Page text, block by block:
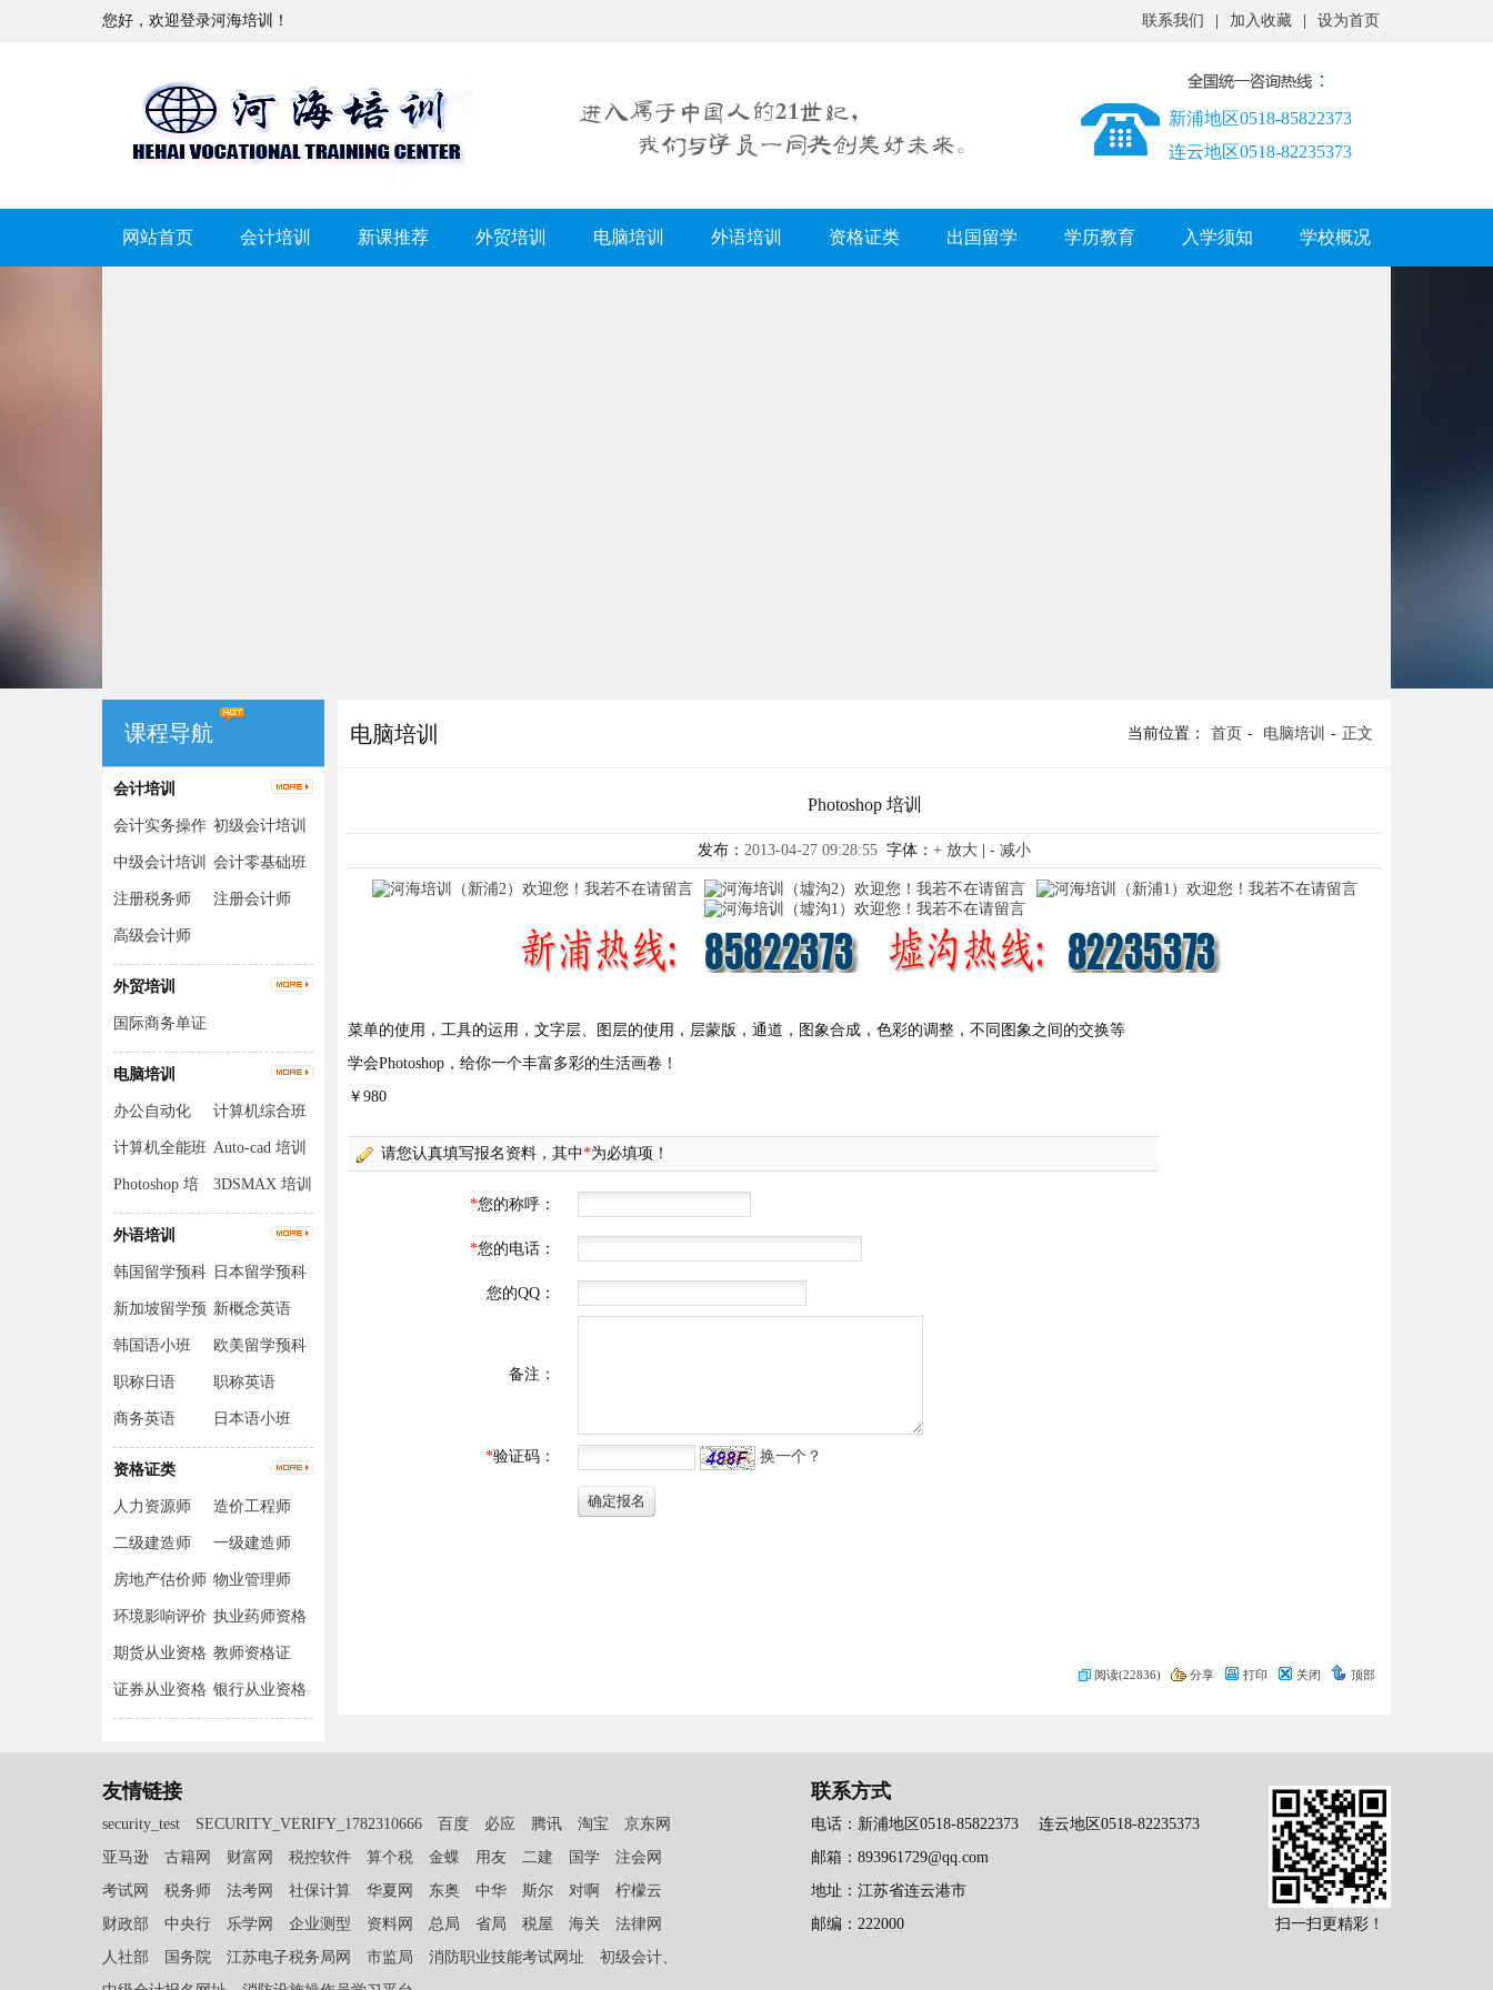
您好，欢迎登录河海培训！ 联系我们 加入收藏 设为首页
新浦地区0518-85822373
连云地区0518-82235373
网站首页 会计培训 新课推荐 外贸培训 电脑培训 外语培训 资格证类 出国留学 学历教育 入学须知 学校概况
课程导航
会计培训
会计实务操作
（出纳+手工
账+电脑账）
初级会计培训
中级会计培训 会计零基础班
注册税务师 注册会计师
高级会计师
外贸培训
国际商务单证
员
电脑培训
办公自动化 计算机综合班
计算机全能班 Auto-cad 培训
Photoshop 培
训
3DSMAX 培训
外语培训
韩国留学预科
班
日本留学预科
班
新加坡留学预
科班
新概念英语
韩国语小班
欧美留学预科
班
职称日语 职称英语
商务英语 日本语小班
资格证类
人力资源师 造价工程师
二级建造师 一级建造师
房地产估价师 物业管理师
环境影响评价
师
执业药师资格
期货从业资格 教师资格证
证券从业资格 银行从业资格
电脑培训 当前位置： 首页 - 电脑培训 - 正文
Photoshop 培训
发布： 2013-04-27 09:28:55 字体： + 放大 - 减小
菜单的使用，工具的运用，文字层、图层的使用，层蒙版，通道，图象合成，色彩的调整，不同图象之间的交换等
学会Photoshop，给你一个丰富多彩的生活画卷！
￥980
阅读(22836) 分享 打印 关闭 顶部
友情链接
security_test SECURITY_VERIFY_1782310666 百度 必应 腾讯 淘宝
京东网
亚马逊
古籍网 财富网 税控软件 算个税 金蝶 用友 二建 国学
注会网
考试网
税务师 法考网 社保计算 华夏网 东奥 中华 斯尔 对啊
柠檬云
财政部
中央行 乐学网 企业测型 资料网 总局 省局 税屋 海关
法律网
人社部
国务院 江苏电子税务局网 市监局 消防职业技能考试网址
初级会计、
联系方式
电话：新浦地区0518-85822373 连云地区0518-82235373
邮箱：893961729@qq.com
地址：江苏省连云港市
邮编：222000
扫一扫更精彩！